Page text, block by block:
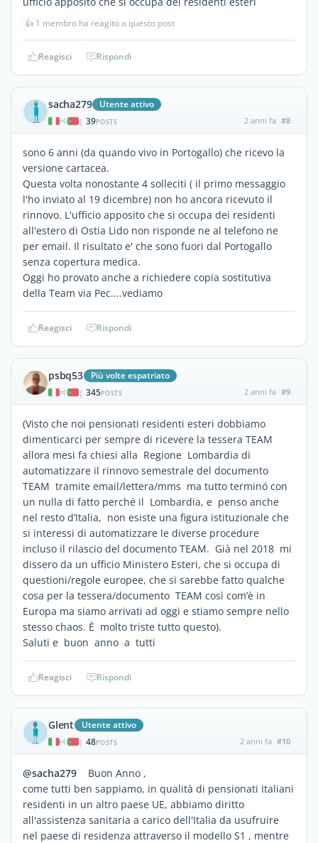
👍 1 membro ha reagito a questo post
Reagisci Rispondi
sacha279 Utente attivo
| 39POSTS 2 anni fa #8
sono 6 anni (da quando vivo in Portogallo) che ricevo la
versione cartacea.
Questa volta nonostante 4 solleciti ( il primo messaggio
l'ho inviato al 19 dicembre) non ho ancora ricevuto il
rinnovo. L'ufficio apposito che si occupa dei residenti
all'estero di Ostia Lido non risponde ne al telefono ne
per email. Il risultato e' che sono fuori dal Portogallo
senza copertura medica.
Oggi ho provato anche a richiedere copia sostitutiva
della Team via Pec....vediamo
Reagisci Rispondi
psbq53 Più volte espatriato
| 345POSTS 2 anni fa #9
(Visto che noi pensionati residenti esteri dobbiamo
dimenticarci per sempre di ricevere la tessera TEAM
allora mesi fa chiesi alla Regione Lombardia di
automatizzare il rinnovo semestrale del documento
TEAM tramite email/lettera/mms ma tutto terminó con
un nulla di fatto perché il Lombardia, e penso anche
nel resto d’Italia, non esiste una figura istituzionale che
si interessi di automatizzare le diverse procedure
incluso il rilascio del documento TEAM. Già nel 2018 mi
dissero da un ufficio Ministero Esteri, che si occupa di
questioni/regole europee, che si sarebbe fatto qualche
cosa per la tessera/documento TEAM così com’è in
Europa ma siamo arrivati ad oggi e stiamo sempre nello
stesso chaos. È molto triste tutto questo).
Saluti e buon anno a tutti
Reagisci Rispondi
Glent Utente attivo
| 48POSTS 2 anni fa #10
@sacha279 Buon Anno ,
come tutti ben sappiamo, in qualità di pensionati Italiani
residenti in un altro paese UE, abbiamo diritto
all'assistenza sanitaria a carico dell'Italia da usufruire
nel paese di residenza attraverso il modello S1 , mentre